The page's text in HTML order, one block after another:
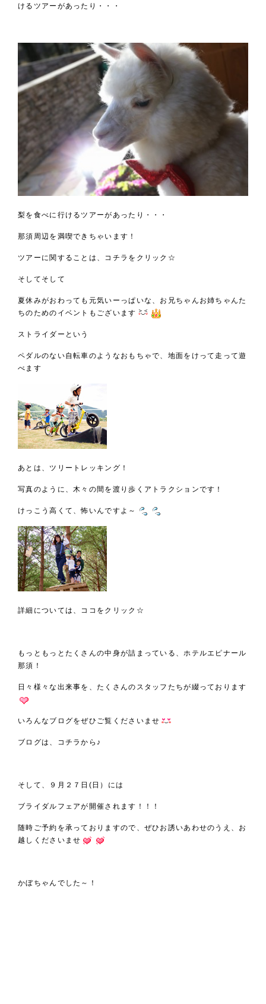
けるツアーがあったり・・・
梨を食べに行けるツアーがあったり・・・
那須周辺を満喫できちゃいます！
ツアーに関することは、 コチラ をクリック☆
そしてそして
夏休みがおわっても元気いーっぱいな、お兄ちゃんお姉ちゃんた
ちのためのイベントもございます
ストライダーという
ペダルのない自転車のようなおもちゃで、地面をけって走って遊
べます
あとは、ツリートレッキング！
写真のように、木々の間を渡り歩くアトラクションです！
けっこう高くて、怖いんですよ～
詳細については、 ココ をクリック☆
もっともっとたくさんの中身が詰まっている、ホテルエピナール
那須！
日々様々な出来事を、たくさんのスタッフたちが綴っております
いろんなブログをぜひご覧くださいませ
ブログは、 コチラから♪
そして、９月２７日(日）には
ブライダルフェアが開催されます！！！
随時ご予約を承っておりますので、ぜひお誘いあわせのうえ、お
越しくださいませ
かぼちゃんでした～！